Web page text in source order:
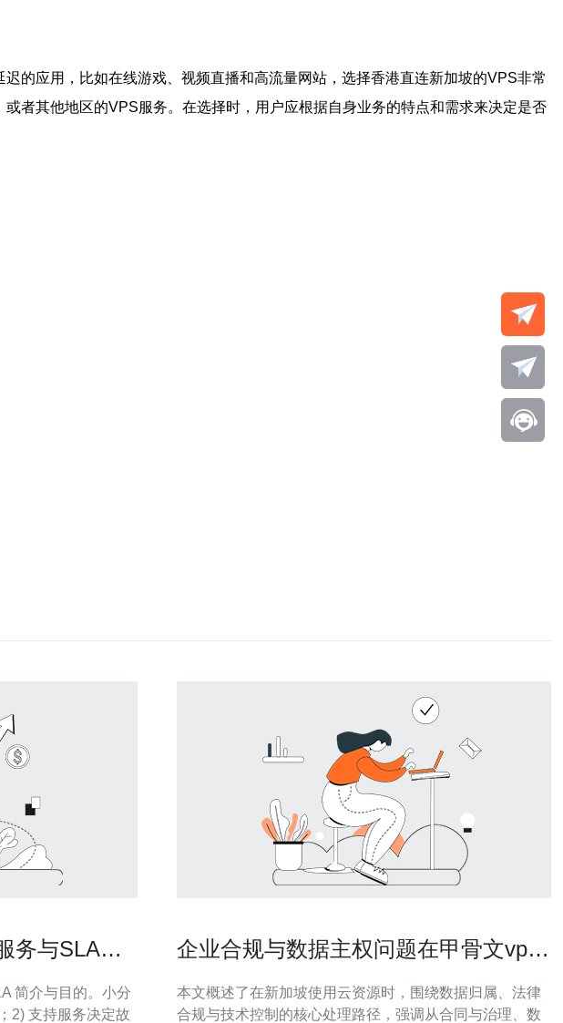
的应用，比如在线游戏、视频直播和高流量网站，选择香港直连新加坡的VPS非常
者其他地区的VPS服务。在选择时，用户应根据自身业务的特点和需求来决定是否
务与SLA条
简介与目的。小分
2) 支持服务决定故
企业合规与数据主权问题在甲骨文vps
本文概述了在新加坡使用云资源时，围绕数据归属、法律
合规与技术控制的核心处理路径，强调从合同与治理、数